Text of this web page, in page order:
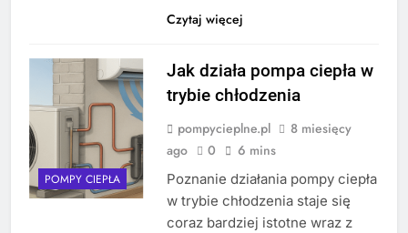
Czytaj więcej
POMPY CIEPŁA
Jak działa pompa ciepła w
trybie chłodzenia
pompycieplne.pl
8 miesięcy
ago
0 6 mins
Poznanie działania pompy ciepła
w trybie chłodzenia staje się
coraz bardziej istotne wraz z